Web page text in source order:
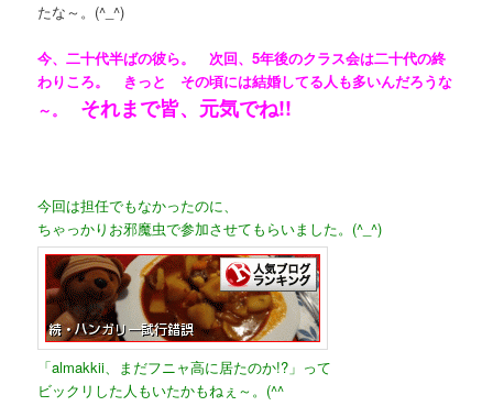
たな～。(^_^)
今、二十代半ばの彼ら。 次回、5年後のクラス会は二十代の終
わりころ。 きっと その頃には結婚してる人も多いんだろうな
～。 それまで皆、元気でね!!
今回は担任でもなかったのに、
ちゃっかりお邪魔虫で参加させてもらいました。(^_^)
「almakkii、まだフニャ高に居たのか!?」って
ビックリした人もいたかもねぇ～。(^^ゞ